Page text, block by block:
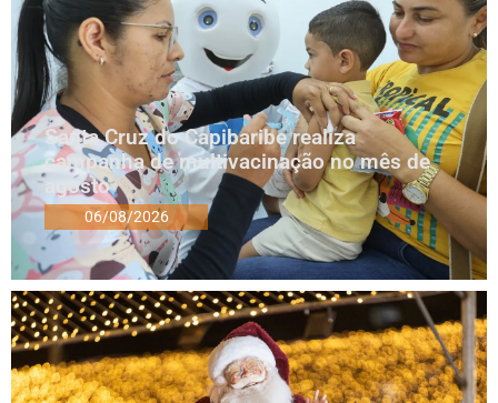
Santa Cruz do Capibaribe realiza
campanha de multivacinação no mês de
agosto
06/08/2026